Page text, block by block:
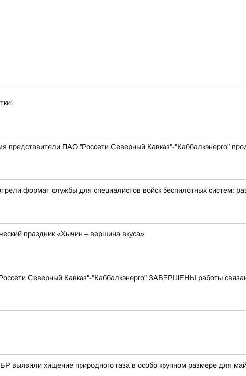
представители ПАО "Россети Северный Кавказ"-"Каббалкэнерго"
формат службы для специалистов войск беспилотных систем:
праздник «Хычин – вершина вкуса»
Северный Кавказ"-"Каббалкэнерго" ЗАВЕРШЕНЫ работы
выявили хищение природного газа в особо крупном размере для